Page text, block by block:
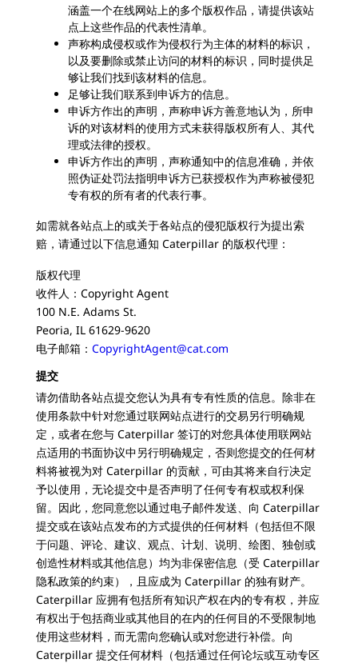
涵盖一个在线网站上的多个版权作品，请提供该站
点上这些作品的代表性清单。
声称构成侵权或作为侵权行为主体的材料的标识，
以及要删除或禁止访问的材料的标识，同时提供足
够让我们找到该材料的信息。
足够让我们联系到申诉方的信息。
申诉方作出的声明，声称申诉方善意地认为，所申
诉的对该材料的使用方式未获得版权所有人、其代
理或法律的授权。
申诉方作出的声明，声称通知中的信息准确，并依
照伪证处罚法指明申诉方已获授权作为声称被侵犯
专有权的所有者的代表行事。
如需就各站点上的或关于各站点的侵犯版权行为提出索
赔，请通过以下信息通知 Caterpillar 的版权代理：
版权代理
收件人：Copyright Agent
100 N.E. Adams St.
Peoria, IL 61629-9620
电子邮箱： CopyrightAgent@cat.com
提交
请勿借助各站点提交您认为具有专有性质的信息。除非在
使用条款中针对您通过联网站点进行的交易另行明确规
定，或者在您与 Caterpillar 签订的对您具体使用联网站
点适用的书面协议中另行明确规定，否则您提交的任何材
料将被视为对 Caterpillar 的贡献，可由其将来自行决定
予以使用，无论提交中是否声明了任何专有权或权利保
留。因此，您同意您以通过电子邮件发送、向 Caterpillar
提交或在该站点发布的方式提供的任何材料（包括但不限
于问题、评论、建议、观点、计划、说明、绘图、独创或
创造性材料或其他信息）均为非保密信息（受 Caterpillar
隐私政策的约束），且应成为 Caterpillar 的独有财产。
Caterpillar 应拥有包括所有知识产权在内的专有权，并应
有权出于包括商业或其他目的在内的任何目的不受限制地
使用这些材料，而无需向您确认或对您进行补偿。向
Caterpillar 提交任何材料（包括通过任何论坛或互动专区